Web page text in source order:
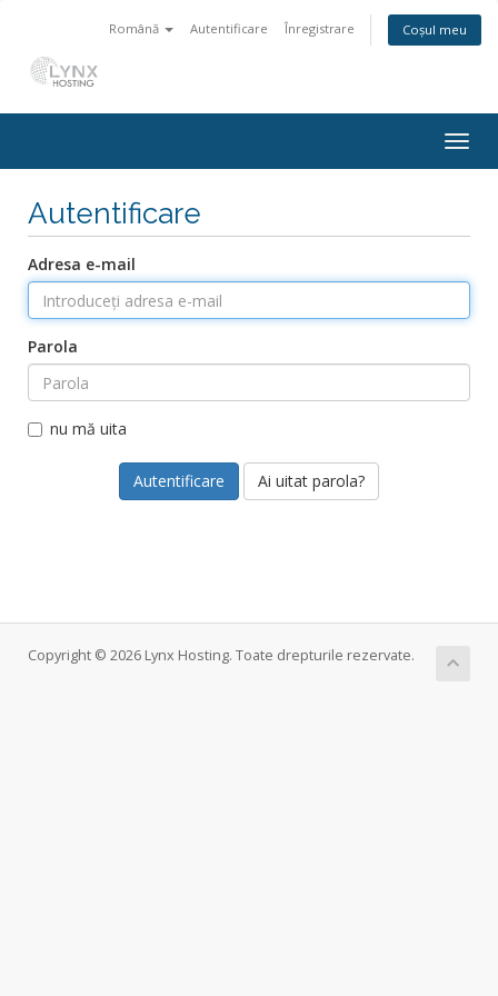
Română Autentificare Înregistrare Coșul meu
Autentificare
Adresa e-mail
Parola
nu mă uita
Ai uitat parola?
Copyright © 2026 Lynx Hosting. Toate drepturile rezervate.